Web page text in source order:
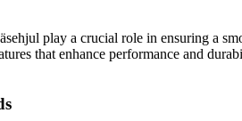
play a crucial role in ensuring a
that enhance performance and